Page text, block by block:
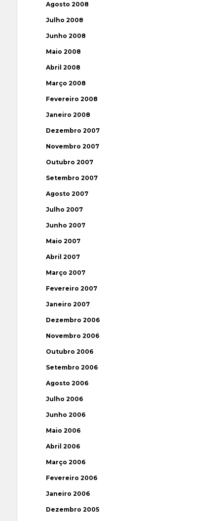
Agosto 2008
Julho 2008
Junho 2008
Maio 2008
Abril 2008
Março 2008
Fevereiro 2008
Janeiro 2008
Dezembro 2007
Novembro 2007
Outubro 2007
Setembro 2007
Agosto 2007
Julho 2007
Junho 2007
Maio 2007
Abril 2007
Março 2007
Fevereiro 2007
Janeiro 2007
Dezembro 2006
Novembro 2006
Outubro 2006
Setembro 2006
Agosto 2006
Julho 2006
Junho 2006
Maio 2006
Abril 2006
Março 2006
Fevereiro 2006
Janeiro 2006
Dezembro 2005